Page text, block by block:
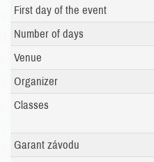
First day of the event
Number of days
Venue
Organizer
Classes
Garant závodu